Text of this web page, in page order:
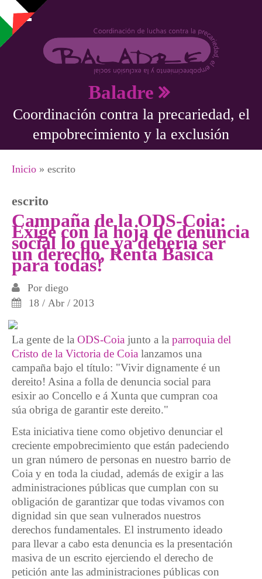
Pasar al contenido principal
Baladre
Coordinación contra la precariedad, el
empobrecimiento y la exclusión
Se encuentra usted aquí
Inicio » escrito
escrito
Campaña de la ODS-Coia:
Exige con la hoja de denuncia
social lo que ya debería ser
un derecho, Renta Básica
para todas!
Por diego
18 / Abr / 2013
La gente de la ODS-Coia junto a la parroquia del
Cristo de la Victoria de Coia lanzamos una
campaña bajo el título: "Vivir dignamente é un
dereito! Asina a folla de denuncia social para
esixir ao Concello e á Xunta que cumpran coa
súa obriga de garantir este dereito."
Esta iniciativa tiene como objetivo denunciar el
creciente empobrecimiento que están padeciendo
un gran número de personas en nuestro barrio de
Coia y en toda la ciudad, además de exigir a las
administraciones públicas que cumplan con su
obligación de garantizar que todas vivamos con
dignidad sin que sean vulnerados nuestros
derechos fundamentales. El instrumento ideado
para llevar a cabo esta denuncia es la presentación
masiva de un escrito ejerciendo el derecho de
petición ante las administraciones públicas con